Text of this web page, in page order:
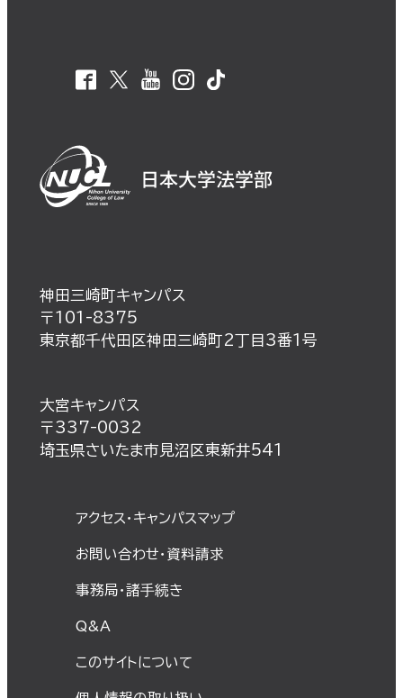
神田三崎町キャンパス
〒101-8375
東京都千代田区神田三崎町2丁目3番1号
大宮キャンパス
〒337-0032
埼玉県さいたま市見沼区東新井541
アクセス・キャンパスマップ
お問い合わせ・資料請求
事務局・諸⼿続き
Q&A
このサイトについて